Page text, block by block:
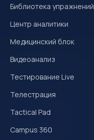
Библиотека упражнений
Центр аналитики
Медицинский блок
Видеоанализ
Тестирование Live
Телестрация
Tactical Pad
Campus 360